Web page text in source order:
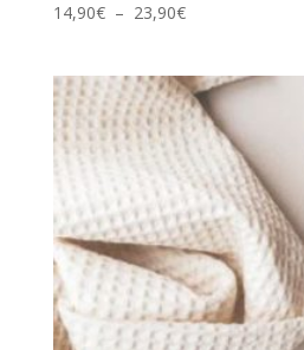
14,90€ – 23,90€Plage
14,90€
à
23,90€